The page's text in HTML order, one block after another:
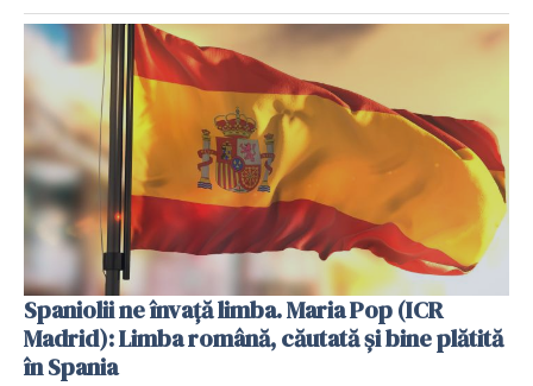
Spaniolii ne învață limba. Maria Pop (ICR
Madrid): Limba română, căutată și bine plătită
în Spania